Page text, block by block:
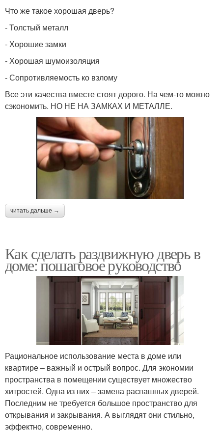
Что же такое хорошая дверь?
- Толстый металл
- Хорошие замки
- Хорошая шумоизоляция
- Сопротивляемость ко взлому
Все эти качества вместе стоят дорого. На чем-то можно
сэкономить. НО НЕ НА ЗАМКАХ И МЕТАЛЛЕ.
читать дальше →
Как сделать раздвижную дверь в
доме: пошаговое руководство
Рациональное использование места в доме или
квартире – важный и острый вопрос. Для экономии
пространства в помещении существует множество
хитростей. Одна из них – замена распашных дверей.
Последним не требуется большое пространство для
открывания и закрывания. А выглядят они стильно,
эффектно, современно.